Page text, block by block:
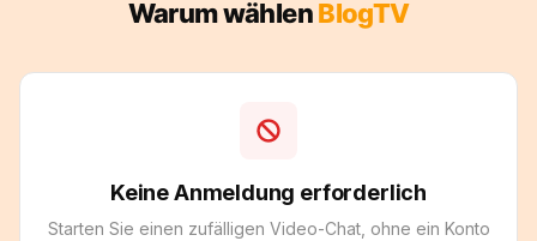
Warum wählenBlogTV
Keine Anmeldung erforderlich
Starten Sie einen zufälligen Video-Chat, ohne ein Konto